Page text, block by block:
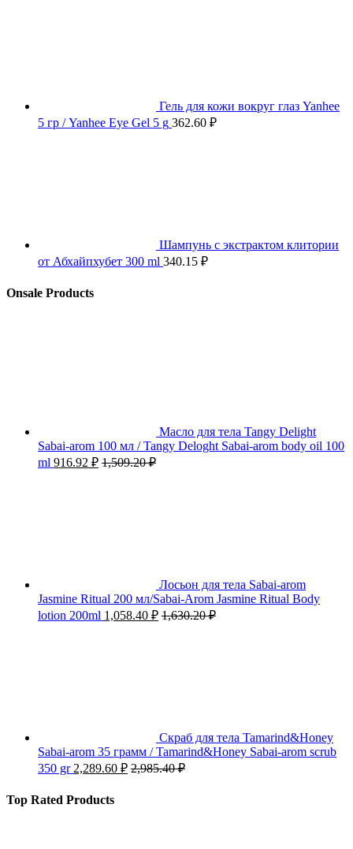
Гель для кожи вокруг глаз Yanhee
5 гр / Yanhee Eye Gel 5 g 362.60 ₽
Шампунь с экстрактом клитории
от Абхайпхубет 300 ml 340.15 ₽
Onsale Products
Масло для тела Tangy Delight
Sabai-arom 100 мл / Tangy Deloght Sabai-arom body oil 100
ml 916.92 ₽ 1,509.20₽
Лосьон для тела Sabai-arom
Jasmine Ritual 200 мл/Sabai-Arom Jasmine Ritual Body
lotion 200ml 1,058.40 ₽ 1,630.20₽
Скраб для тела Tamarind&Honey
Sabai-arom 35 грамм / Tamarind&Honey Sabai-arom scrub
350 gr 2,289.60 ₽ 2,985.40₽
Top Rated Products